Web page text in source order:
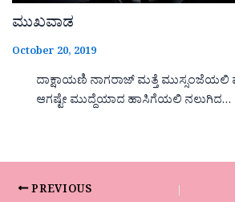
ಮುಖವಾಡ
October 20, 2019
ದಾಕ್ಷಾಯಣಿ ನಾಗರಾಜ್ ಮತ್ತೆ ಮುಸ್ಸಂಜೆಯಲಿ
ಆಗಷ್ಟೇ ಮುದ್ದೆಯಾದ ಹಾಸಿಗೆಯಲಿ ನಲುಗಿದ…
PREVIOUS